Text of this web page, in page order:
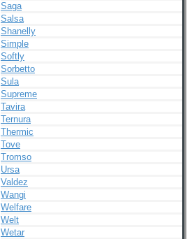
Saga
Salsa
Shanelly
Simple
Softly
Sorbetto
Sula
Supreme
Tavira
Ternura
Thermic
Tove
Tromso
Ursa
Valdez
Wangi
Welfare
Welt
Wetar